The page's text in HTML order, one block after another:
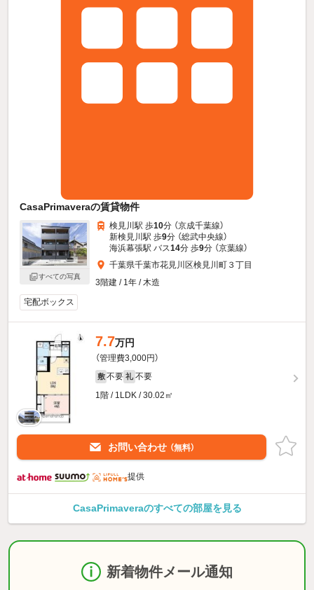
CasaPrimaveraの賃貸物件
すべての写真
検見川駅 歩10分 （京成千葉線）
新検見川駅 歩9分 （総武中央線）
海浜幕張駅 バス14分 歩9分 （京葉線）
千葉県千葉市花見川区検見川町３丁目
3階建 / 1年 / 木造
宅配ボックス
7.7万円
（管理費3,000円）
敷 不要 礼 不要
1階 / 1LDK / 30.02㎡
お問い合わせ （無料）
提供
CasaPrimaveraのすべての部屋を見る
新着物件メール通知